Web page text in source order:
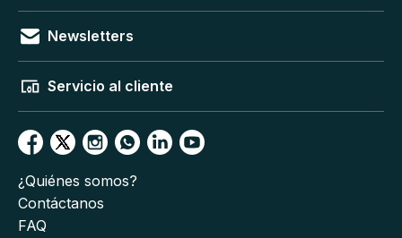
Newsletters
Servicio al cliente
¿Quiénes somos?
Contáctanos
FAQ